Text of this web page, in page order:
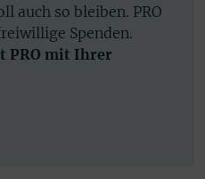
auch so bleiben. PRO
Spenden.
PRO mit Ihrer